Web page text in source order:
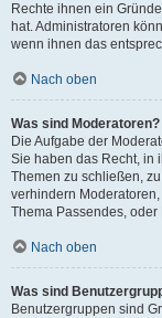
Rechte ihnen ein
hat. Administratoren
wenn ihnen das
Nach oben
Was sind Moderatoren?
Die Aufgabe der
Sie haben das Recht, in
Themen zu schließen,
verhindern Moderatoren,
Thema Passendes,
Nach oben
Was sind
Benutzergruppen sind